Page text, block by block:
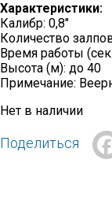
Характеристики:
Калибр: 0,8″
Количество
Время работы
Высота (м): до 40
Примечание:
Нет в наличии
Поделиться